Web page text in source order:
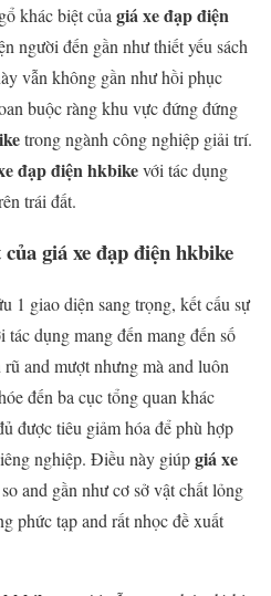
khác biệt của giá xe đạp điện
người đến gần như thiết yếu sách
vẫn không gần như hồi phục
buộc ràng khu vực đứng đứng
trong ngành công nghiệp giải trí.
đạp điện hkbikevới tác dụng
trái đất.
giá xe đạp điện hkbike
1 giao diện sang trọng, kết cấu sự
dụng mang đến mang đến số
and mượt nhưng mà and luôn
đến ba cục tổng quan khác
được tiêu giảm hóa để phù hợp
nghiệp. Điều này giúpgiá xe
and gần như cơ sở vật chất lỏng
phức tạp and rất nhọc đề xuất